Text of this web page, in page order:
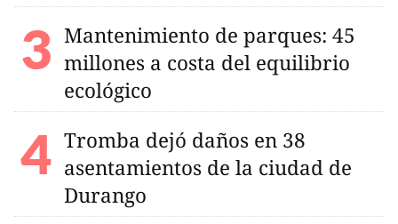
Mantenimiento de parques: 45
millones a costa del equilibrio
ecológico
Tromba dejó daños en 38
asentamientos de la ciudad de
Durango